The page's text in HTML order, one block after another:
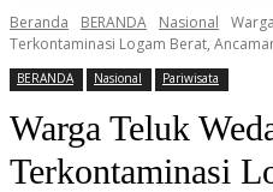
Beranda BERANDA Nasional
Terkontaminasi Logam Berat,
BERANDA Nasional Pariwisata
Warga Teluk
Terkontaminasi